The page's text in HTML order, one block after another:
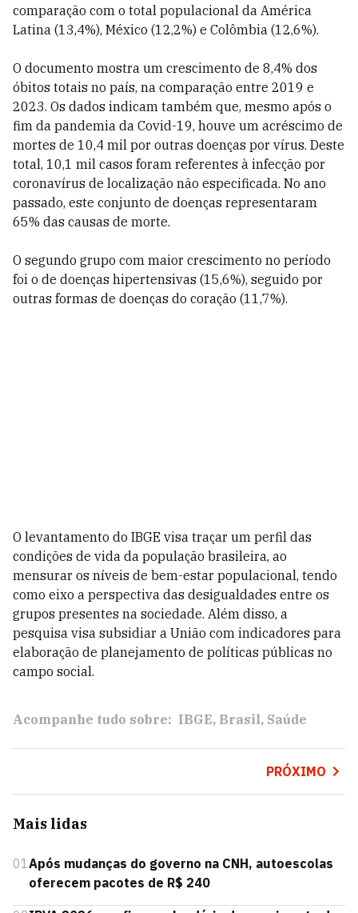
comparação com o total populacional da América
Latina (13,4%), México (12,2%) e Colômbia (12,6%).
O documento mostra um crescimento de 8,4% dos
óbitos totais no país, na comparação entre 2019 e
2023. Os dados indicam também que, mesmo após o
fim da pandemia da Covid-19, houve um acréscimo de
mortes de 10,4 mil por outras doenças por vírus. Deste
total, 10,1 mil casos foram referentes à infecção por
coronavírus de localização não especificada. No ano
passado, este conjunto de doenças representaram
65% das causas de morte.
O segundo grupo com maior crescimento no período
foi o de doenças hipertensivas (15,6%), seguido por
outras formas de doenças do coração (11,7%).
O levantamento do IBGE visa traçar um perfil das
condições de vida da população brasileira, ao
mensurar os níveis de bem-estar populacional, tendo
como eixo a perspectiva das desigualdades entre os
grupos presentes na sociedade. Além disso, a
pesquisa visa subsidiar a União com indicadores para
elaboração de planejamento de políticas públicas no
campo social.
Acompanhe tudo sobre: IBGE Brasil Saúde
PRÓXIMO
Mais lidas
01Após mudanças do governo na CNH, autoescolas
oferecem pacotes de R$ 240